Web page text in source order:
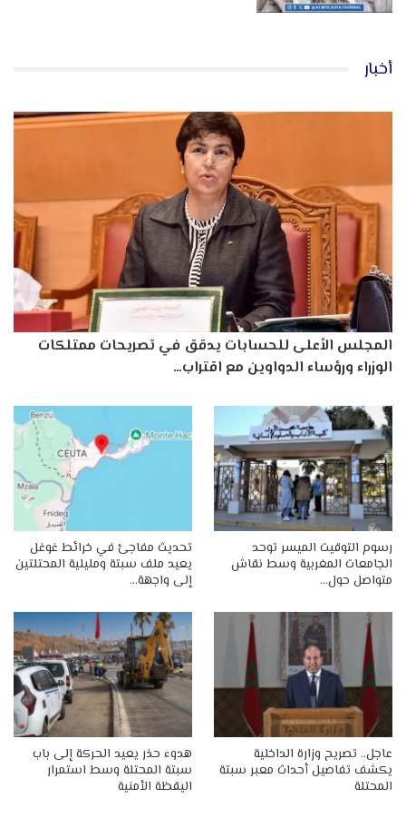
أخبار
المجلس الأعلى للحسابات يدقق في تصريحات ممتلكات
الوزراء ورؤساء الدواوين مع اقتراب…
رسوم التوقيت الميسر توحد
الجامعات المغربية وسط نقاش
متواصل حول…
تحديث مفاجئ في خرائط غوغل
يعيد ملف سبتة ومليلية المحتلتين
إلى واجهة…
عاجل.. تصريح وزارة الداخلية
يكشف تفاصيل أحداث معبر سبتة
المحتلة
هدوء حذر يعيد الحركة إلى باب
سبتة المحتلة وسط استمرار
اليقظة الأمنية